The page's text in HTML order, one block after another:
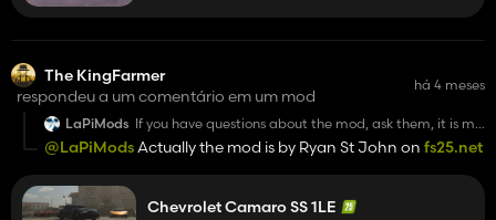
The KingFarmer
respondeu a um comentário em um mod
há 4 meses
LaPiMods If you have questions about the mod, ask them, it is my
own mod
@LaPiModsActually the mod is by Ryan St John on fs25.net
Chevrolet Camaro SS 1LE